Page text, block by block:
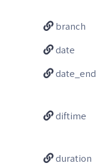
branch
date
date_end
diftime
duration